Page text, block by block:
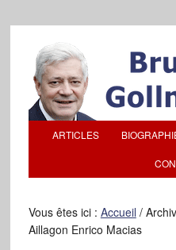
ARTICLES
Vous êtes ici : Accueil /
Aillagon Enrico Macias